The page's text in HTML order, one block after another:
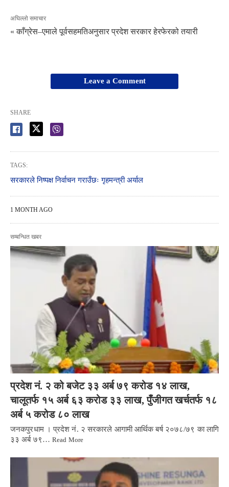
अघिल्लो समाचार
« काँग्रेस–एमाले पूर्वसहमतिअनुसार प्रदेश सरकार हेरफेरको तयारी
Leave a Comment
SHARE
TAGS:
सरकारले निष्पक्ष निर्वाचन गराउँछः गृहमन्त्री अर्याल
1 MONTH AGO
सम्बन्धित खबर
प्रदेश नं. २ को बजेट ३३ अर्ब ७९ करोड १४ लाख,
चालूतर्फ १५ अर्ब ६३ करोड ३३ लाख, पुँजीगत खर्चतर्फ १८
अर्ब ५ करोड ८० लाख
जनकपुरधाम । प्रदेश नं. २ सरकारले आगामी आर्थिक बर्ष २०७८/७९ का लागि
३३ अर्ब ७९… Read More